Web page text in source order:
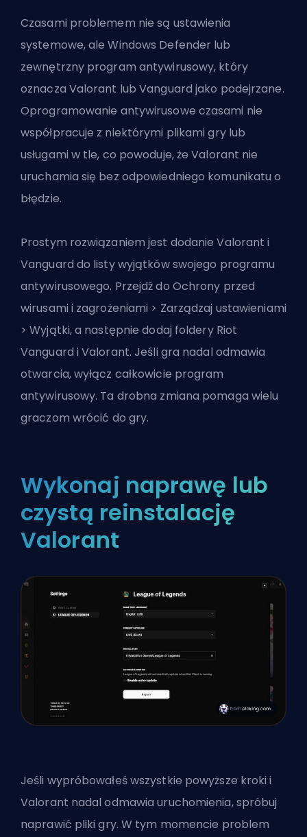
Czasami problemem nie są ustawienia
systemowe, ale Windows Defender lub
zewnętrzny program antywirusowy, który
oznacza Valorant lub Vanguard jako podejrzane.
Oprogramowanie antywirusowe czasami nie
współpracuje z niektórymi plikami gry lub
usługami w tle, co powoduje, że Valorant nie
uruchamia się bez odpowiedniego komunikatu o
błędzie.
Prostym rozwiązaniem jest dodanie Valorant i
Vanguard do listy wyjątków swojego programu
antywirusowego. Przejdź do Ochrony przed
wirusami i zagrożeniami > Zarządzaj ustawieniami
> Wyjątki, a następnie dodaj foldery Riot
Vanguard i Valorant. Jeśli gra nadal odmawia
otwarcia, wyłącz całkowicie program
antywirusowy. Ta drobna zmiana pomaga wielu
graczom wrócić do gry.
Wykonaj naprawę lub
czystą reinstalację
Valorant
Jeśli wypróbowałeś wszystkie powyższe kroki i
Valorant nadal odmawia uruchomienia, spróbuj
naprawić pliki gry. W tym momencie problem